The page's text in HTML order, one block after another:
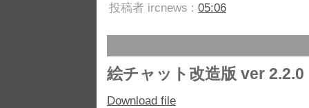
投稿者 ircnews : 05:06
絵チャット改造版 ver 2.2.0
Download file